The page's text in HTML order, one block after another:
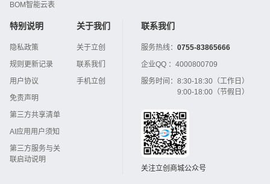
BOM智能云表
特别说明
隐私政策
规则更新记录
用户协议
免责声明
第三方共享清单
AI应用用户须知
第三方服务与关
联启动说明
关于我们
关于立创
联系我们
手机立创
联系我们
服务热线： 0755-83865666
企业QQ ： 4000800709
服务时间： 8:30-18:30（工作日）
9:00-18:00（节假日）
关注立创商城公众号